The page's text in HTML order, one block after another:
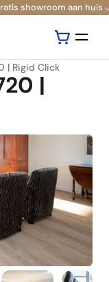
showroom aan huis
| Rigid Click
|